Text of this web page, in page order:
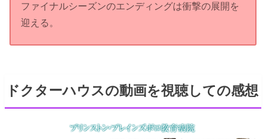
ファイナルシーズンのエンディングは衝撃の展開を
迎える。
ドクターハウスの動画を視聴しての感想